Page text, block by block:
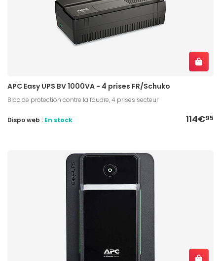
APC Easy UPS BV 1000VA - 4 prises FR/Schuko
Bloc de protection contre la foudre, 4 prises secteur
114€95
Dispo web : En stock